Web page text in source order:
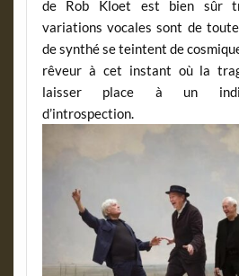
de Rob Kloet est bien sûr
variations vocales sont de
de synthé se teintent de
rêveur à cet instant où la
laisser place à un
d’introspection.